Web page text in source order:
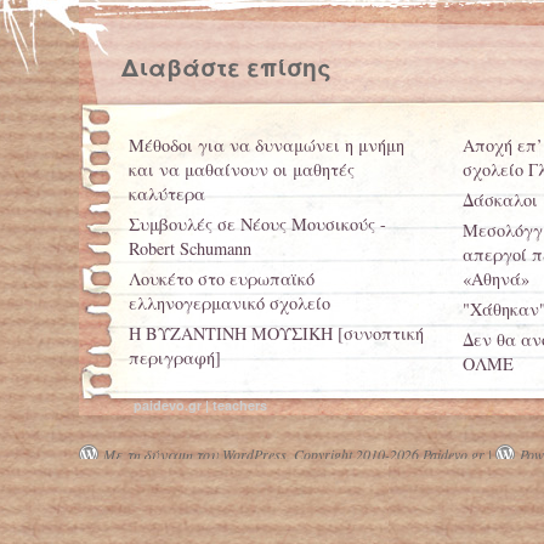
Διαβάστε επίσης
Μέθοδοι για να δυναμώνει η μνήμη
και να μαθαίνουν οι μαθητές
καλύτερα
Συμβουλές σε Νέους Μουσικούς -
Robert Schumann
Λουκέτο στο ευρωπαϊκό
ελληνογερμανικό σχολείο
Η ΒΥΖΑΝΤΙΝΗ ΜΟΥΣΙΚH [συνοπτική
περιγραφή]
Πάτρα: Δάσκαλοι δεν επέτρεψαν σε
παιδιά να πλησιάσουν μαθητές του
Ειδικού Σχολείου - Σε σχολική εκδρομή
Αποχή
σχολείο
Δάσκαλοι
απεργοί
«Αθηνά»
"Χάθηκαν"
Δεν θα
ΟΛΜΕ
paidevo.gr | teachers
Με τη δύναμη του WordPress. Copyright 2010-2026 Paidevo.gr |